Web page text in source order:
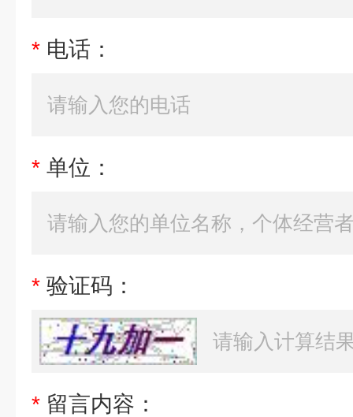
* 电话：
* 单位：
* 验证码：
* 留言内容：